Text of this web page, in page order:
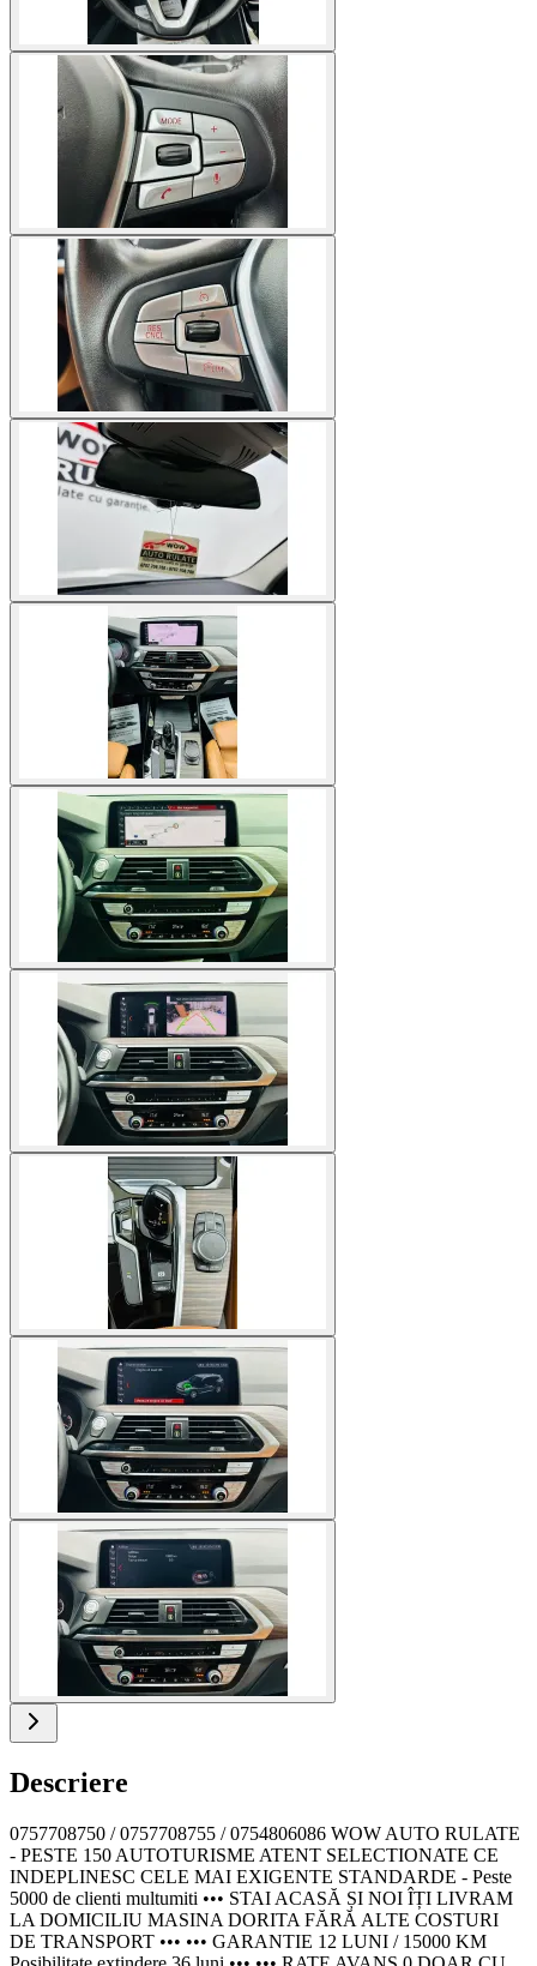
Descriere
0757708750 / 0757708755 / 0754806086 WOW AUTO RULATE
- PESTE 150 AUTOTURISME ATENT SELECTIONATE CE
INDEPLINESC CELE MAI EXIGENTE STANDARDE - Peste
5000 de clienti multumiti ••• STAI ACASĂ ȘI NOI ÎȚI LIVRAM
LA DOMICILIU MASINA DORITA FĂRĂ ALTE COSTURI
DE TRANSPORT ••• ••• GARANTIE 12 LUNI / 15000 KM